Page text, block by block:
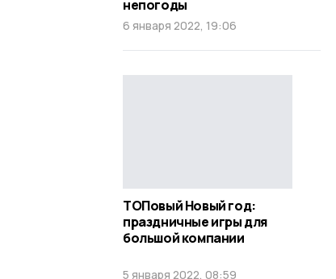
непогоды
6 января 2022, 19:06
ТОПовый Новый год:
праздничные игры для
большой компании
5 января 2022, 08:59